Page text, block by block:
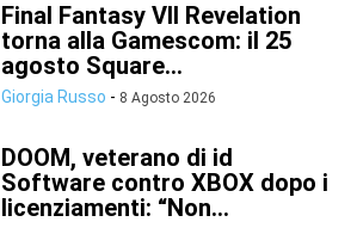
Final Fantasy VII Revelation
torna alla Gamescom: il 25
agosto Square...
Giorgia Russo - 8 Agosto 2026
DOOM, veterano di id
Software contro XBOX dopo i
licenziamenti: “Non...